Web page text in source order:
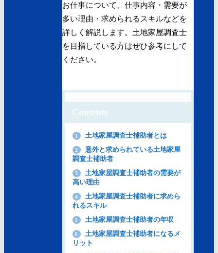
お仕事について、仕事内容・需要が
多い理由・求められるスキルなどを
詳しく解説します。土地家屋調査士
を目指している方はぜひ参考にして
ください。
Contents
1 土地家屋調査士補助者とは
2
意外と求められている土地家屋
調査士補助者
3
土地家屋調査士補助者の需要が
高い理由
4
土地家屋調査士補助者に求めら
れるスキル
5 土地家屋調査士補助者の年収
6
土地家屋調査士補助者になるメ
リット